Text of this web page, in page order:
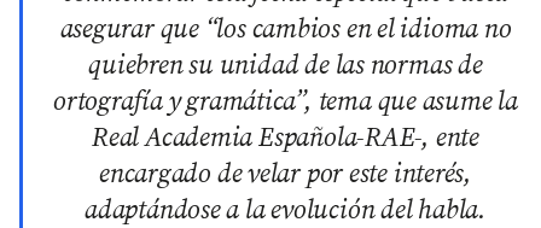
asegurar que “los cambios en el idioma no
quiebren su unidad de las normas de
ortografía y gramática”, tema que asume la
Real Academia Española-RAE-, ente
encargado de velar por este interés,
adaptándose a la evolución del habla.